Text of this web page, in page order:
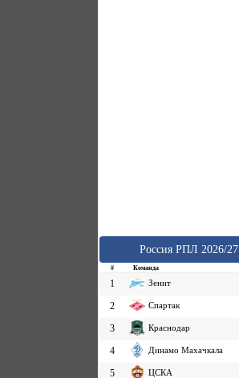
Россия РПЛ 2026/27
# Команда
1 Зенит
2
Спартак
3
Краснодар
4
Динамо Махачкала
5
ЦСКА